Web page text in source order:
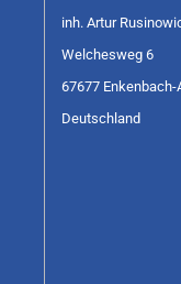
inh. Artur
Welchesweg 6
67677 Enkenbach-
Deutschland